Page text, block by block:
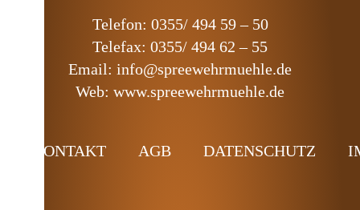
Telefon: 0355/ 494 59 – 50
Telefax: 0355/ 494 62 – 55
Email: info@spreewehrmuehle.de
Web: www.spreewehrmuehle.de
KONTAKT AGB DATENSCHUTZ